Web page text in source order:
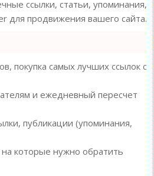
ссылки, статьи, упоминания,
для продвижения вашего сайта.
покупка самых лучших ссылок с
и ежедневный пересчет
публикации (упоминания,
которые нужно обратить